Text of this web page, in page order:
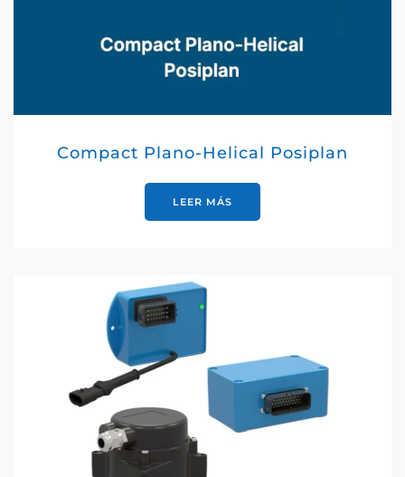
Compact Plano-Helical Posiplan
LEER MÁS